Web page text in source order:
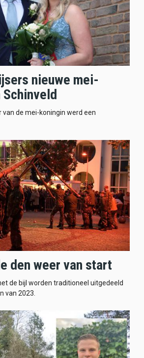
nieuwe mei-
van de mei-koningin werd een
den weer van start
de bijl worden traditioneel uitgedeeld
van 2023.